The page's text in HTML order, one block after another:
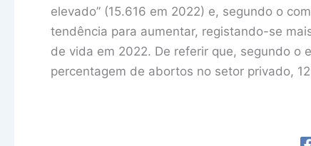
elevado” (15.616 em 2022) e, segundo o
tendência para aumentar, registando-se
de vida em 2022. De referir que, segundo o
percentagem de abortos no setor privado,